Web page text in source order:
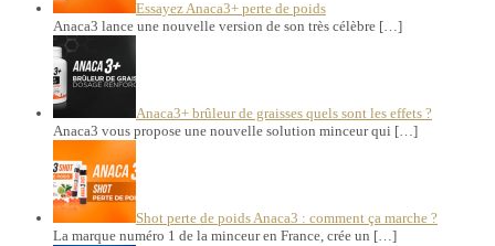
Essayez Anaca3+ perte de poids
Anaca3 lance une nouvelle version de son très célèbre […]
Anaca3+ brûleur de graisses quels sont les effets ?
Anaca3 vous propose une nouvelle solution minceur qui […]
Shot perte de poids Anaca3 : comment ça marche ?
La marque numéro 1 de la minceur en France, crée un […]